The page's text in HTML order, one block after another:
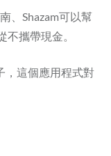
、Shazam可以幫
攜帶現金。
，這個應用程式對